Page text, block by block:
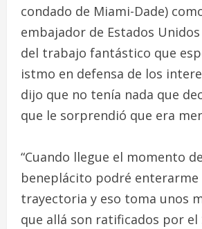
condado de Miami-Dade)
embajador de Estados
del trabajo fantástico que
istmo en defensa de los
dijo que no tenía nada que
que le sorprendió que era
“Cuando llegue el momento
beneplácito podré enterarme
trayectoria y eso toma unos
que allá son ratificados por el